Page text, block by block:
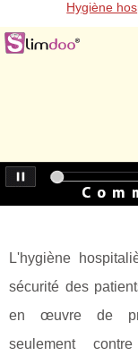
Hygiène
L'hygiène
sécurité des
en œuvre de
seulement